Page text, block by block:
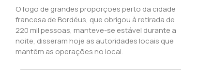
O fogo de grandes proporções perto da cidade
francesa de Bordéus, que obrigou à retirada de
220 mil pessoas, manteve-se estável durante a
noite, disseram hoje as autoridades locais que
mantêm as operações no local.